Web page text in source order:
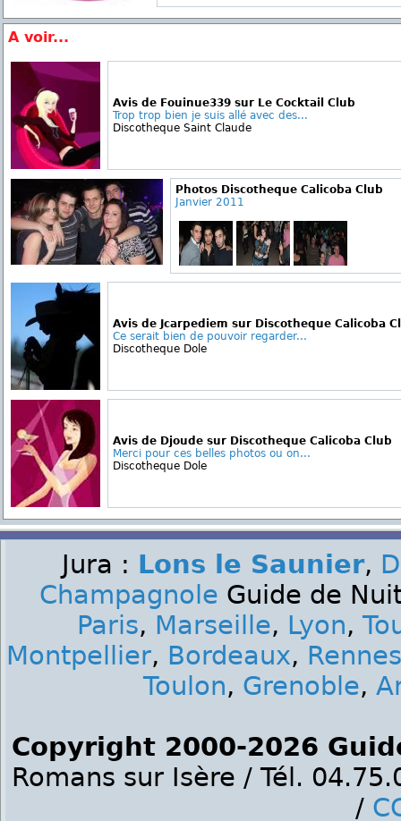
A voir...
Avis de Fouinue339 sur Le Cocktail Club
Trop trop bien je suis allé avec des...
Discotheque Saint Claude
Photos Discotheque Calicoba Club
Janvier 2011
Avis de Jcarpediem sur Discotheque Calicoba
Ce serait bien de pouvoir regarder...
Discotheque Dole
Avis de Djoude sur Discotheque Calicoba Club
Merci pour ces belles photos ou on...
Discotheque Dole
Jura : Lons le Saunier,
Champagnole Guide de
Paris, Marseille, Lyon,
Montpellier, Bordeaux, Rennes
Toulon, Grenoble,
Copyright 2000-2026
Romans sur Isère / Tél.
/